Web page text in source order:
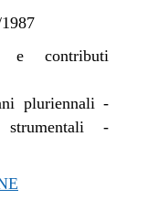
e contributi
pluriennali -
-